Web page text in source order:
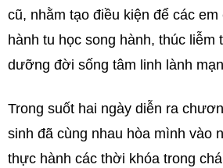
cũ, nhằm tạo điều kiện để các
hành tu học song hành, thúc liễm
dưỡng đời sống tâm linh lành
Trong suốt hai ngày diễn ra
sinh đã cùng nhau hòa mình vào
thực hành các thời khóa trong